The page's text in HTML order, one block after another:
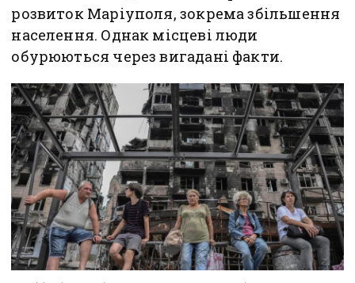
розвиток Маріуполя, зокрема збільшення
населення. Однак місцеві люди
обурюються через вигадані факти.